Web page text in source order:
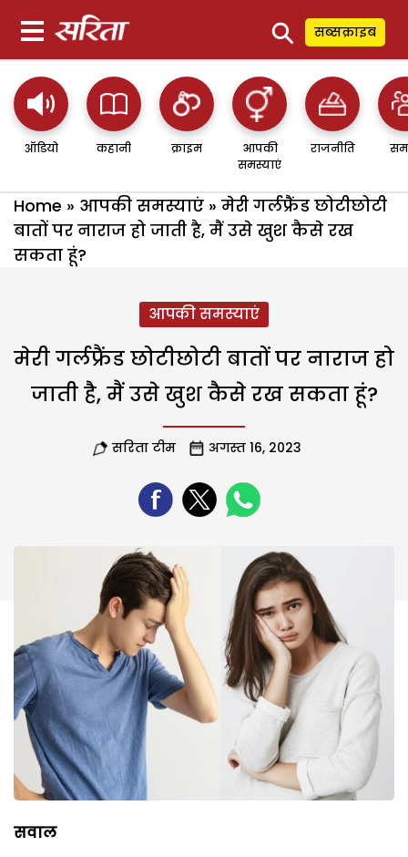
⚲ सब्सक्राइब
ऑडियो कहानी क्राइम
आपकी
समस्याएं
राजनीति
Home » आपकी समस्याएं » मेरी गर्लफ्रैंड छोटीछोटी
बातों पर नाराज हो जाती है, मैं उसे खुश कैसे रख
सकता हूं?
आपकी समस्याएं
मेरी गर्लफ्रैंड छोटीछोटी बातों पर नाराज हो
जाती है, मैं उसे खुश कैसे रख सकता हूं?
सरिता टीम अगस्त 16, 2023
सवाल